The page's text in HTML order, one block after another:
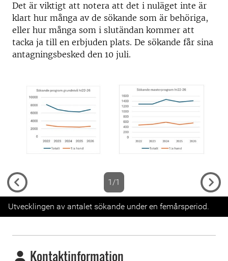
Det är viktigt att notera att det i nuläget inte är
klart hur många av de sökande som är behöriga,
eller hur många som i slutändan kommer att
tacka ja till en erbjuden plats. De sökande får sina
antagningsbesked den 10 juli.
1/1
Previous
Utvecklingen av antalet sökande under en femårsperiod.
Kontaktinformation